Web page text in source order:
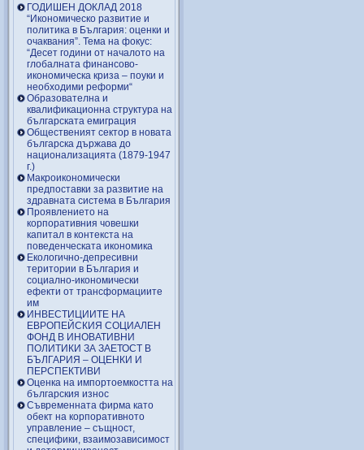
ГОДИШЕН ДОКЛАД 2018
“Икономическо развитие и
политика в България: оценки и
очаквания”. Тема на фокус:
“Десет години от началото на
глобалната финансово-
икономическа криза – поуки и
необходими реформи“
Образователна и
квалификационна структура на
българската емиграция
Общественият сектор в новата
българска държава до
национализацията (1879-1947
г.)
Макроикономически
предпоставки за развитие на
здравната система в България
Проявлението на
корпоративния човешки
капитал в контекста на
поведенческата икономика
Екологично-депресивни
територии в България и
социално-икономически
ефекти от трансформациите
им
ИНВЕСТИЦИИТЕ НА
ЕВРОПЕЙСКИЯ СОЦИАЛЕН
ФОНД В ИНОВАТИВНИ
ПОЛИТИКИ ЗА ЗАЕТОСТ В
БЪЛГАРИЯ – OЦЕНКИ И
ПЕРСПЕКТИВИ
Оценка на импортоемкостта на
българския износ
Съвременната фирма като
обект на корпоративното
управление – същност,
специфики, взаимозависимост